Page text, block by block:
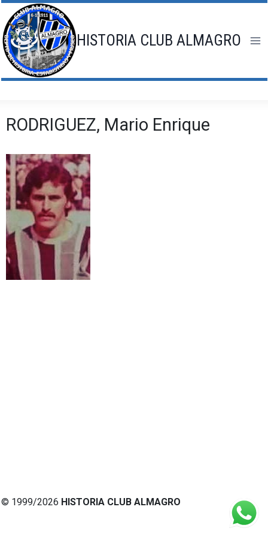
Saltar
al
contenido
HISTORIA CLUB ALMAGRO
RODRIGUEZ, Mario Enrique
© 1999/2026 HISTORIA CLUB ALMAGRO